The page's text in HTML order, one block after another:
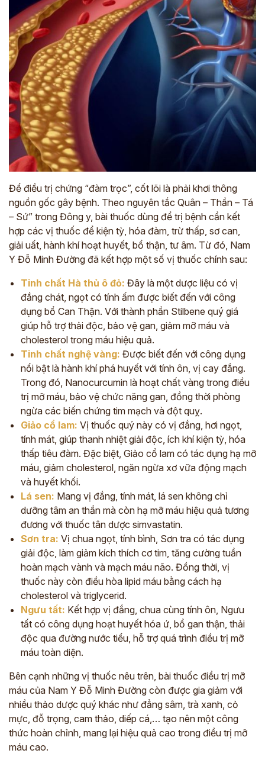
Để điều trị chứng “đàm trọc”, cốt lõi là phải khơi thông
nguồn gốc gây bệnh. Theo nguyên tắc Quân – Thần – Tá
– Sứ” trong Đông y, bài thuốc dùng để trị bệnh cần kết
hợp các vị thuốc để kiện tỳ, hóa đàm, trừ thấp, sơ can,
giải uất, hành khí hoạt huyết, bổ thận, tư âm. Từ đó, Nam
Y Đỗ Minh Đường đã kết hợp một số vị thuốc chính sau:
Tinh chất Hà thủ ô đỏ: Đây là một dược liệu có vị
đắng chát, ngọt có tính ấm được biết đến với công
dụng bổ Can Thận. Với thành phần Stilbene quý giá
giúp hỗ trợ thải độc, bảo vệ gan, giảm mỡ máu và
cholesterol trong máu hiệu quả.
Tinh chất nghệ vàng: Được biết đến với công dụng
nổi bật là hành khí phá huyết với tính ôn, vị cay đắng.
Trong đó, Nanocurcumin là hoạt chất vàng trong điều
trị mỡ máu, bảo vệ chức năng gan, đồng thời phòng
ngừa các biến chứng tim mạch và đột quỵ.
Giảo cổ lam: Vị thuốc quý này có vị đắng, hơi ngọt,
tính mát, giúp thanh nhiệt giải độc, ích khí kiện tỳ, hóa
thấp tiêu đàm. Đặc biệt, Giảo cổ lam có tác dụng hạ mỡ
máu, giảm cholesterol, ngăn ngừa xơ vữa động mạch
và huyết khối.
Lá sen: Mang vị đắng, tính mát, lá sen không chỉ
dưỡng tâm an thần mà còn hạ mỡ máu hiệu quả tương
đương với thuốc tân dược simvastatin.
Sơn tra: Vị chua ngọt, tính bình, Sơn tra có tác dụng
giải độc, làm giảm kích thích cơ tim, tăng cường tuần
hoàn mạch vành và mạch máu não. Đồng thời, vị
thuốc này còn điều hòa lipid máu bằng cách hạ
cholesterol và triglycerid.
Ngưu tất: Kết hợp vị đắng, chua cùng tính ôn, Ngưu
tất có công dụng hoạt huyết hóa ứ, bổ gan thận, thải
độc qua đường nước tiểu, hỗ trợ quá trình điều trị mỡ
máu toàn diện.
Bên cạnh những vị thuốc nêu trên, bài thuốc điều trị mỡ
máu của Nam Y Đỗ Minh Đường còn được gia giảm với
nhiều thảo dược quý khác như đẳng sâm, trà xanh, cỏ
mực, đỗ trọng, cam thảo, diếp cá,… tạo nên một công
thức hoàn chỉnh, mang lại hiệu quả cao trong điều trị mỡ
máu cao.